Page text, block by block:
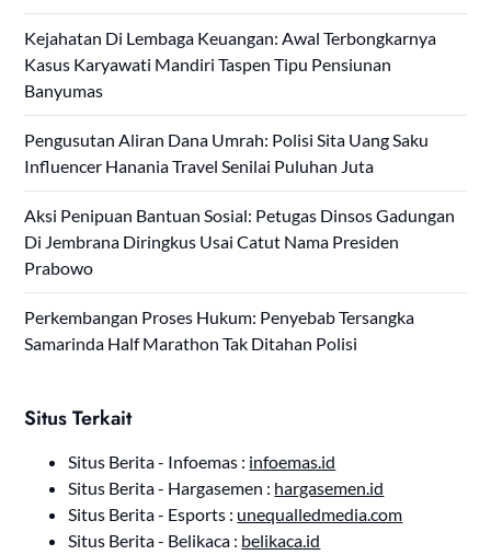
Kejahatan Di Lembaga Keuangan: Awal Terbongkarnya
Kasus Karyawati Mandiri Taspen Tipu Pensiunan
Banyumas
Pengusutan Aliran Dana Umrah: Polisi Sita Uang Saku
Influencer Hanania Travel Senilai Puluhan Juta
Aksi Penipuan Bantuan Sosial: Petugas Dinsos Gadungan
Di Jembrana Diringkus Usai Catut Nama Presiden
Prabowo
Perkembangan Proses Hukum: Penyebab Tersangka
Samarinda Half Marathon Tak Ditahan Polisi
Situs Terkait
Situs Berita - Infoemas : infoemas.id
Situs Berita - Hargasemen : hargasemen.id
Situs Berita - Esports : unequalledmedia.com
Situs Berita - Belikaca : belikaca.id